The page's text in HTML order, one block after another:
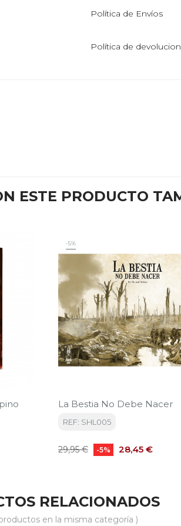
Política de Envíos
Política de
ESTE PRODUCTO
-5%
La Bestia No Debe Nacer
REF: SHL005
Precio
29,95 € -5% Precio
28,45 €
RELACIONADOS
en la misma categoría )